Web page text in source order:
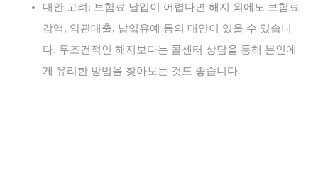
대안 고려: 보험료 납입이 어렵다면 해지 외에도 보험료
감액, 약관대출, 납입유예 등의 대안이 있을 수 있습니
다. 무조건적인 해지보다는 콜센터 상담을 통해 본인에
게 유리한 방법을 찾아보는 것도 좋습니다.